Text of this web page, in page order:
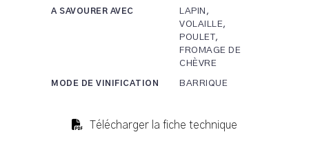
A SAVOURER AVEC
LAPIN,
VOLAILLE,
POULET,
FROMAGE DE
CHÈVRE
MODE DE VINIFICATION BARRIQUE
Télécharger la fiche technique